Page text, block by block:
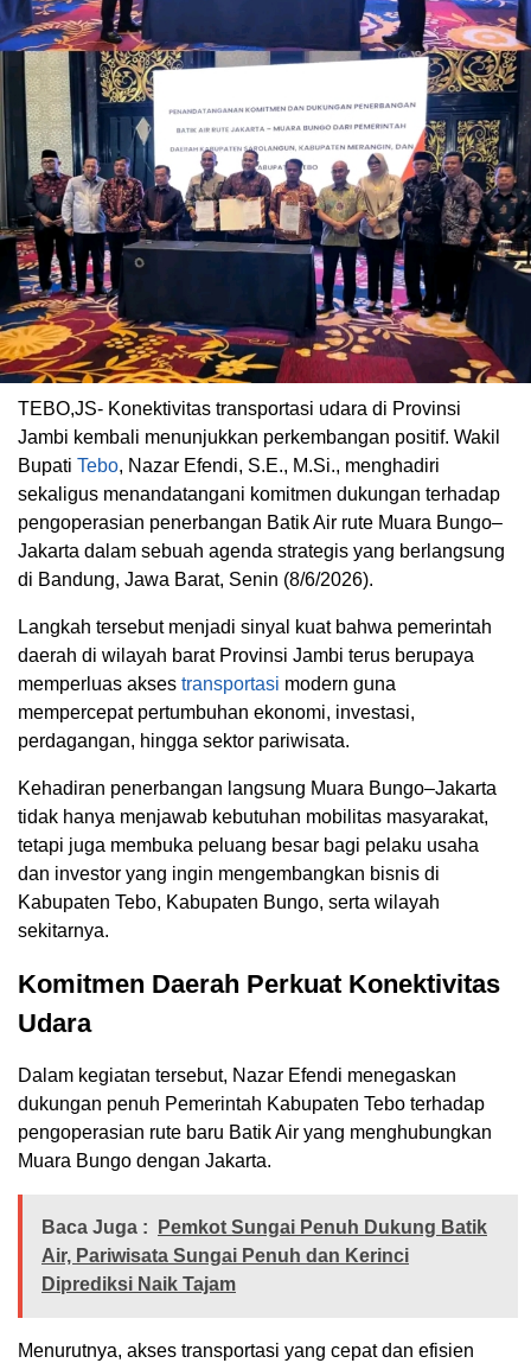
TEBO,JS- Konektivitas transportasi udara di Provinsi
Jambi kembali menunjukkan perkembangan positif. Wakil
Bupati Tebo, Nazar Efendi, S.E., M.Si., menghadiri
sekaligus menandatangani komitmen dukungan terhadap
pengoperasian penerbangan Batik Air rute Muara Bungo–
Jakarta dalam sebuah agenda strategis yang berlangsung
di Bandung, Jawa Barat, Senin (8/6/2026).
Langkah tersebut menjadi sinyal kuat bahwa pemerintah
daerah di wilayah barat Provinsi Jambi terus berupaya
memperluas akses transportasi modern guna
mempercepat pertumbuhan ekonomi, investasi,
perdagangan, hingga sektor pariwisata.
Kehadiran penerbangan langsung Muara Bungo–Jakarta
tidak hanya menjawab kebutuhan mobilitas masyarakat,
tetapi juga membuka peluang besar bagi pelaku usaha
dan investor yang ingin mengembangkan bisnis di
Kabupaten Tebo, Kabupaten Bungo, serta wilayah
sekitarnya.
Komitmen Daerah Perkuat Konektivitas
Udara
Dalam kegiatan tersebut, Nazar Efendi menegaskan
dukungan penuh Pemerintah Kabupaten Tebo terhadap
pengoperasian rute baru Batik Air yang menghubungkan
Muara Bungo dengan Jakarta.
Baca Juga :
Pemkot Sungai Penuh Dukung Batik
Air, Pariwisata Sungai Penuh dan Kerinci
Diprediksi Naik Tajam
Menurutnya, akses transportasi yang cepat dan efisien